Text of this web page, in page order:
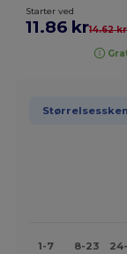
Starter ved
11.86 kr14.62 kr
1-7
8-23